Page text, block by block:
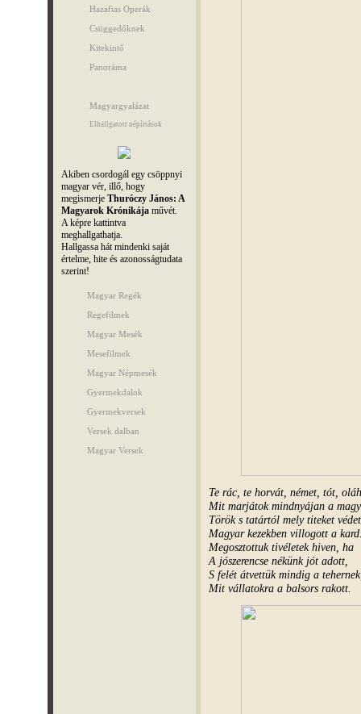
Hazafias Operák
Csüggedőknek
Kitekintő
Panoráma
Magyargyalázat
Elhallgatott népírtások
Akiben csordogál egy csöppnyi
magyar vér, illő, hogy
megismerje Thuróczy János: A
Magyarok Krónikájaművét.
A képre kattintva
meghallgathatja.
Hallgassa hát mindenki saját
értelme, hite és azonosságtudata
szerint!
Magyar Regék
Regefilmek
Magyar Mesék
Mesefilmek
Magyar Népmesék
Gyermekdalok
Gyermekversek
Versek dalban
Magyar Versek
Te rác, te horvát, német, tót,
Mit marjátok mindnyájan a
Török s tatártól mely titeket
Magyar kezekben villogott a
Megosztottuk tivéletek hiven, ha
A jószerencse nékünk jót adott,
S felét átvettük mindig a
Mit vállatokra a balsors rakott.